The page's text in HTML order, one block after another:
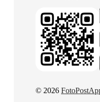
© 2026